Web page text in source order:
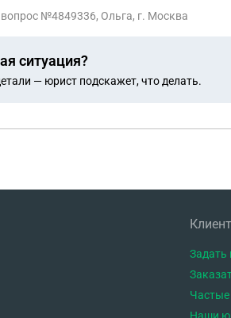
вопрос №4849336, Ольга, г. Москва
ситуация?
— юрист подскажет, что делать.
Задать